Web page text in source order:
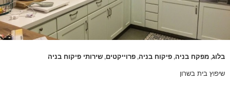
בלוג, מפקח בניה, פיקוח בניה, פרוייקטים, שירותי פיקוח בניה
שיפוץ בית בשרון